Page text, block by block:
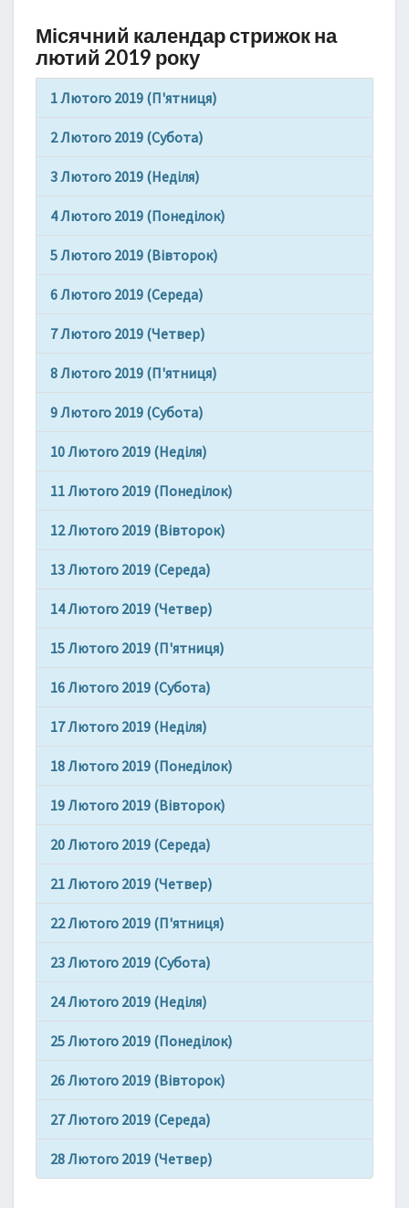
0
9
Р
О
У
С
П
Р
И
Я
Л
В
І
Д
І
Д
Л
Я
В
О
Л
О
С
Місячний календар стрижок на
лютий 2019 року
1 Лютого 2019 (П'ятниця)
2 Лютого 2019 (Субота)
3 Лютого 2019 (Неділя)
4 Лютого 2019 (Понеділок)
5 Лютого 2019 (Вівторок)
6 Лютого 2019 (Середа)
7 Лютого 2019 (Четвер)
8 Лютого 2019 (П'ятниця)
9 Лютого 2019 (Субота)
10 Лютого 2019 (Неділя)
11 Лютого 2019 (Понеділок)
12 Лютого 2019 (Вівторок)
13 Лютого 2019 (Середа)
14 Лютого 2019 (Четвер)
15 Лютого 2019 (П'ятниця)
16 Лютого 2019 (Субота)
17 Лютого 2019 (Неділя)
18 Лютого 2019 (Понеділок)
19 Лютого 2019 (Вівторок)
20 Лютого 2019 (Середа)
21 Лютого 2019 (Четвер)
22 Лютого 2019 (П'ятниця)
23 Лютого 2019 (Субота)
24 Лютого 2019 (Неділя)
25 Лютого 2019 (Понеділок)
26 Лютого 2019 (Вівторок)
27 Лютого 2019 (Середа)
28 Лютого 2019 (Четвер)